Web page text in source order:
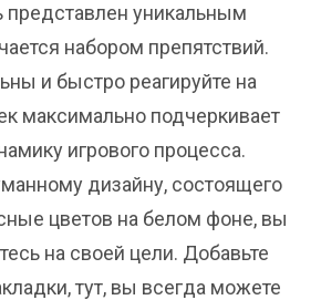
уникальным
набором препятствий.
и быстро реагируйте на
максимально подчеркивает
игрового процесса.
дизайну, состоящего
цветов на белом фоне, вы
на своей цели. Добавьте
тут, вы всегда можете